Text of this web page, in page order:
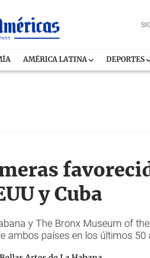
AMÉRICA LATINA DEPORTES
y Cuba
y The Bronx Museum of
ambos países en los últimos 50